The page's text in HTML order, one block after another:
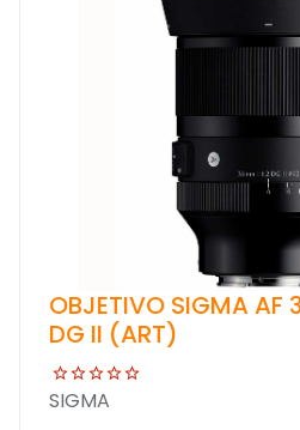
OBJETIVO SIGMA AF
DG II (ART)
SIGMA